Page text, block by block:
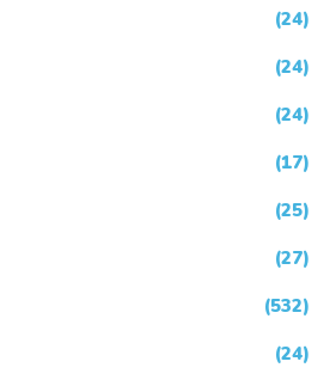
(24)
(24)
(24)
(17)
(25)
(27)
(532)
(24)